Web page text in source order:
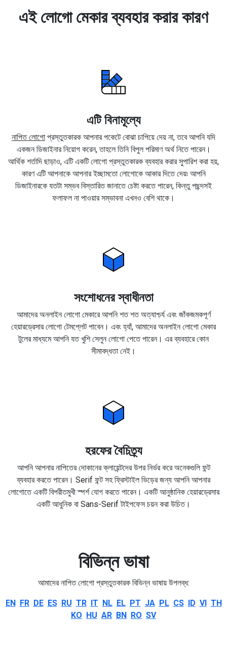
এই লোগো মেকার ব্যবহার করার কারণ
এটি বিনামূল্যে
নাপিত লোগো প্রস্তুতকারক আপনার পকেটে বোঝা চাপিয়ে দেয় না, তবে আপনি যদি
একজন ডিজাইনার নিয়োগ করেন, তাহলে তিনি বিপুল পরিমাণ অর্থ নিতে পারেন।
আর্থিক শর্তাদি ছাড়াও, এটি একটি লোগো প্রস্তুতকারক ব্যবহার করার সুপারিশ করা হয়,
কারণ এটি আপনাকে আপনার ইচ্ছামতো লোগোকে আকার দিতে দেয়৷ আপনি
ডিজাইনারকে যতটা সম্ভব বিস্তারিত জানাতে চেষ্টা করতে পারেন, কিন্তু পছন্দসই
ফলাফল না পাওয়ার সম্ভাবনা এখনও বেশি থাকে।
সংশোধনের স্বাধীনতা
আমাদের অনলাইন লোগো মেকারে আপনি শত শত অত্যাশ্চর্য এবং জাঁকজমকপূর্ণ
হেয়ারড্রেসার লোগো টেমপ্লেট পাবেন। এবং হ্যাঁ, আমাদের অনলাইন লোগো মেকার
টুলের মাধ্যমে আপনি যত খুশি সেলুন লোগো পেতে পারেন। এর ব্যবহারে কোন
সীমাবদ্ধতা নেই।
হরফের বৈচিত্র্য
আপনি আপনার নাপিতের দোকানের ক্লায়েন্টদের উপর নির্ভর করে অনেকগুলি ফন্ট
ব্যবহার করতে পারেন। Serif ফন্ট সহ ফ্রিস্টাইল ভিড়ের জন্য আপনি আপনার
লোগোতে একটি বিপরীতমুখী স্পর্শ যোগ করতে পারেন। একটি আনুষ্ঠানিক হেয়ারড্রেসার
একটি আধুনিক বা Sans-Serif টাইপফেস চয়ন করা উচিত।
বিভিন্ন ভাষা
আমাদের নাপিত লোগো প্রস্তুতকারক বিভিন্ন ভাষায় উপলব্ধ:
EN FR DE ES RU TR IT NL EL PT JA PL CS ID VI TH
KO HU AR BN RO SV